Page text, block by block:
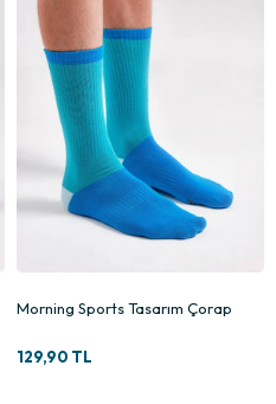
Morning Sports Tasarım Çorap
129,90 TL